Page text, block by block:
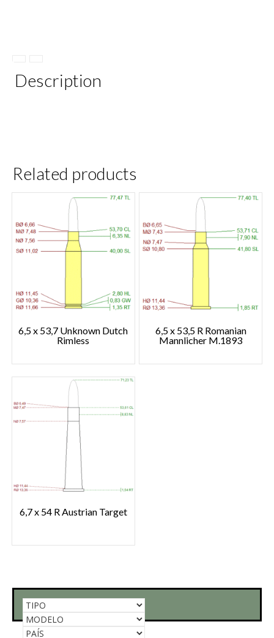
Description
Related products
6,5 x 53,7 Unknown Dutch
Rimless
6,5 x 53,5 R Romanian
Mannlicher M.1893
6,7 x 54 R Austrian Target